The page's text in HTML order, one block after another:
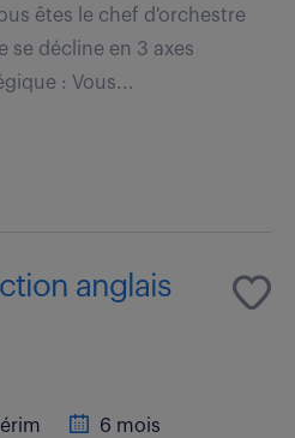
êtes le chef d'orchestre
se décline en 3 axes
: Vous...
anglais
6 mois